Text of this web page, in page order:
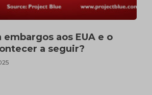
embargos aos EUA e o
a seguir?